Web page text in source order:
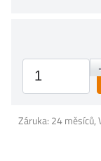
Záruka: 24 měsíců,